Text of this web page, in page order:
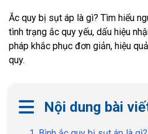
Ắc quy bị sụt áp là gì? Tìm hiểu
tình trạng ắc quy yếu, dấu hiệu
pháp khắc phục đơn giản, hiệu
quy.
Nội dung bài